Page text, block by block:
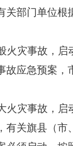
关部门单位根
火灾事故，启
故应急预案，
火灾事故，启
有关旗县（市